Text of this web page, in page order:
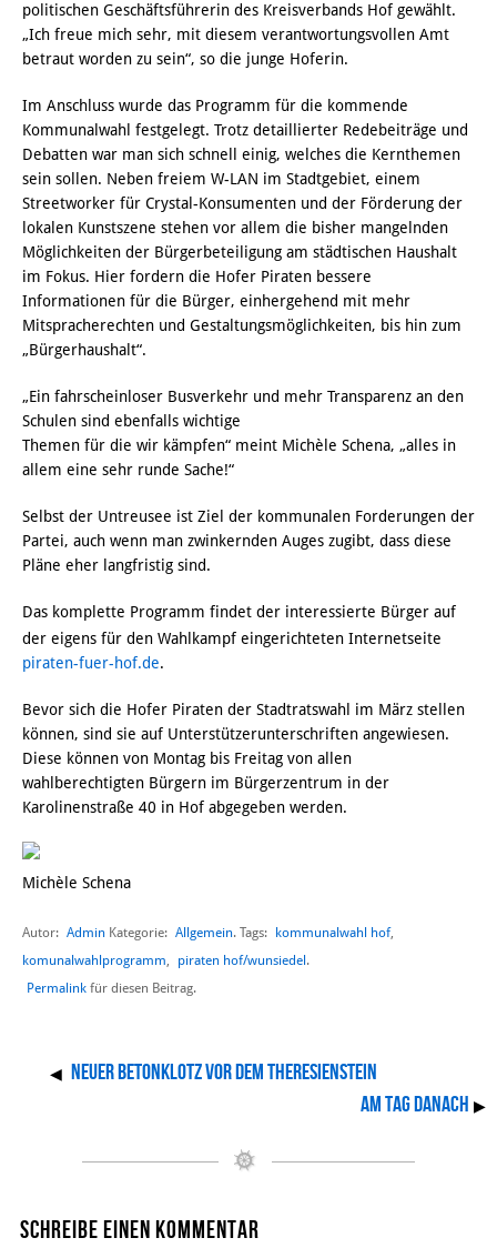
politischen Geschäftsführerin des Kreisverbands Hof gewählt.
„Ich freue mich sehr, mit diesem verantwortungsvollen Amt
betraut worden zu sein“, so die junge Hoferin.
Im Anschluss wurde das Programm für die kommende
Kommunalwahl festgelegt. Trotz detaillierter Redebeiträge und
Debatten war man sich schnell einig, welches die Kernthemen
sein sollen. Neben freiem W-LAN im Stadtgebiet, einem
Streetworker für Crystal-Konsumenten und der Förderung der
lokalen Kunstszene stehen vor allem die bisher mangelnden
Möglichkeiten der Bürgerbeteiligung am städtischen Haushalt
im Fokus. Hier fordern die Hofer Piraten bessere
Informationen für die Bürger, einhergehend mit mehr
Mitspracherechten und Gestaltungsmöglichkeiten, bis hin zum
„Bürgerhaushalt“.
„Ein fahrscheinloser Busverkehr und mehr Transparenz an den
Schulen sind ebenfalls wichtige
Themen für die wir kämpfen“ meint Michèle Schena, „alles in
allem eine sehr runde Sache!“
Selbst der Untreusee ist Ziel der kommunalen Forderungen der
Partei, auch wenn man zwinkernden Auges zugibt, dass diese
Pläne eher langfristig sind.
Das komplette Programm findet der interessierte Bürger auf
der eigens für den Wahlkampf eingerichteten Internetseite
piraten-fuer-hof.de.
Bevor sich die Hofer Piraten der Stadtratswahl im März stellen
können, sind sie auf Unterstützerunterschriften angewiesen.
Diese können von Montag bis Freitag von allen
wahlberechtigten Bürgern im Bürgerzentrum in der
Karolinenstraße 40 in Hof abgegeben werden.
Michèle Schena
Autor: Admin Kategorie: Allgemein. Tags: kommunalwahl hof,
komunalwahlprogramm, piraten hof/wunsiedel.
Permalink für diesen Beitrag.
◀ Neuer Betonklotz vor dem Theresienstein
Am Tag danach ▶
Schreibe einen Kommentar